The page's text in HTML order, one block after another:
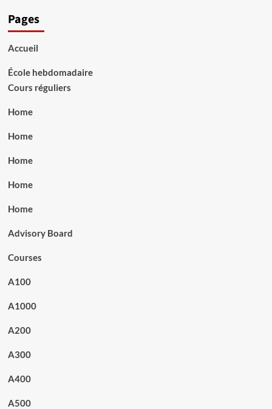
Pages
Accueil
École hebdomadaire
Cours réguliers
Home
Home
Home
Home
Home
Advisory Board
Courses
A100
A1000
A200
A300
A400
A500